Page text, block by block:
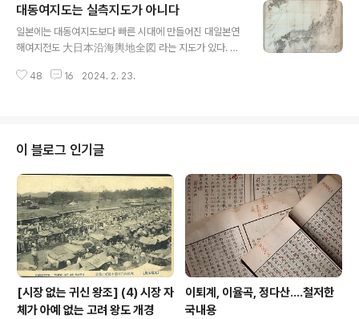
어야 하겠지만 이 부분에 대해 일본 쪽 시각을 여과없이 그
대로 받아 너무 크게 평가하는 경우가 많은 것 같다. 반대로
에도시대 역사-. 이 부분은 근대 한국과 일본의 차이가 발
지를 경험한 우리로서는 아무리 들여다 봐도 손해가 아닌
대동여지도는 실측지도가 아니다
일본에는 대동여지도보다 빠른 시대에 만들어진 대일본연
해여지전도 大日本沿海輿地全図 라는 지도가 있다. 막
도 대동여지도보다 높고 무엇보다 이 지도는 해안선을 서
地全図 처럼 실측지도라면 해안선이 실제와 비슷한 것은
놀라운 점이 아니고 그 제작 기술도 서양의 지도 제작법을
따라 올라가면 되기 때문에 이해가 어렵지 않다. 대동여지
도의 해안선 제작법이 그래서 궁금한 것이다. 대동여지도
가 실측지도가 아니라면 한반도 해안선을 어떻게 유추해
냈을까? 이게 지금 돌아다니는 이야기처럼 "발로 전국을
훑었다던..
48 16 2024. 2. 23.
이 블로그 인기글
[시장 없는 귀신 왕조] (4) 시장 자
체가 아예 없는 고려 왕도 개경
이퇴계, 이율곡, 정다산....철저한
국내용